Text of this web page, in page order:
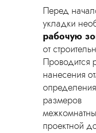
Перед
укладки
рабочую
от
Проводится
нанесения
размеров
проектной